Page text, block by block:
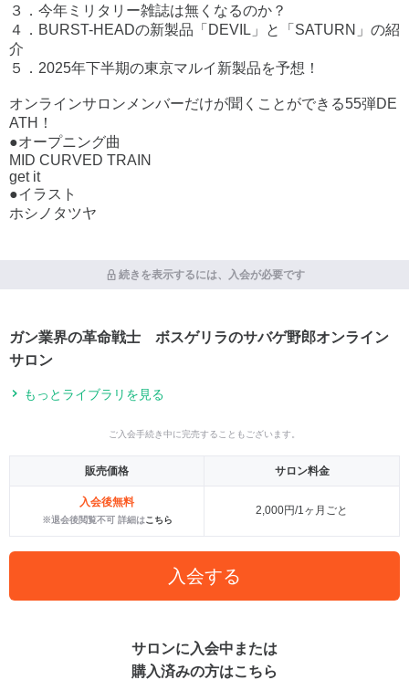
３．今年ミリタリー雑誌は無くなるのか？
４．BURST-HEADの新製品「DEVIL」と「SATURN」の紹
介
５．2025年下半期の東京マルイ新製品を予想！
オンラインサロンメンバーだけが聞くことができる55弾DE
ATH！
●オープニング曲
MID CURVED TRAIN
get it
●イラスト
ホシノタツヤ
続きを表示するには、入会が必要です
ガン業界の革命戦士 ボスゲリラのサバゲ野郎オンライン
サロン
もっとライブラリを見る
ご入会手続き中に完売することもございます。
販売価格 サロン料金
入会後無料
※退会後閲覧不可 詳細はこちら
2,000円/1ヶ月ごと
入会する
サロンに入会中または
購入済みの方はこちら